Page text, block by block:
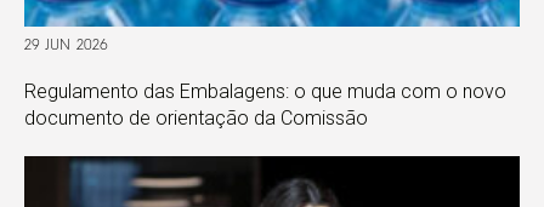
29 JUN 2026
Regulamento das Embalagens: o que muda com o novo
documento de orientação da Comissão